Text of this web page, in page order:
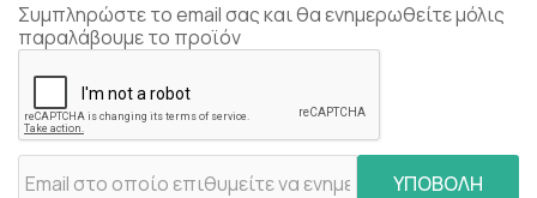
Συμπληρώστε το email σας και θα ενημερωθείτε μόλις
παραλάβουμε το προϊόν
ΥΠΟΒΟΛΗ